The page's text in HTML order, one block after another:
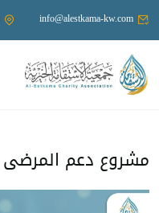
info@alestkama-kw.com
مشروع دعم المرضى